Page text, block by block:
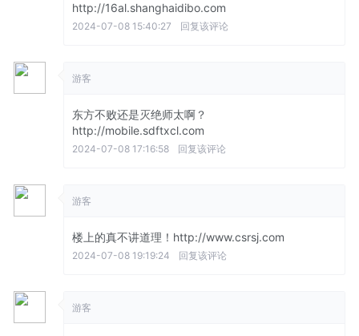
http://16al.shanghaidibo.com
2024-07-08 15:40:27 回复该评论
游客
东方不败还是灭绝师太啊？
http://mobile.sdftxcl.com
2024-07-08 17:16:58 回复该评论
游客
楼上的真不讲道理！http://www.csrsj.com
2024-07-08 19:19:24 回复该评论
游客